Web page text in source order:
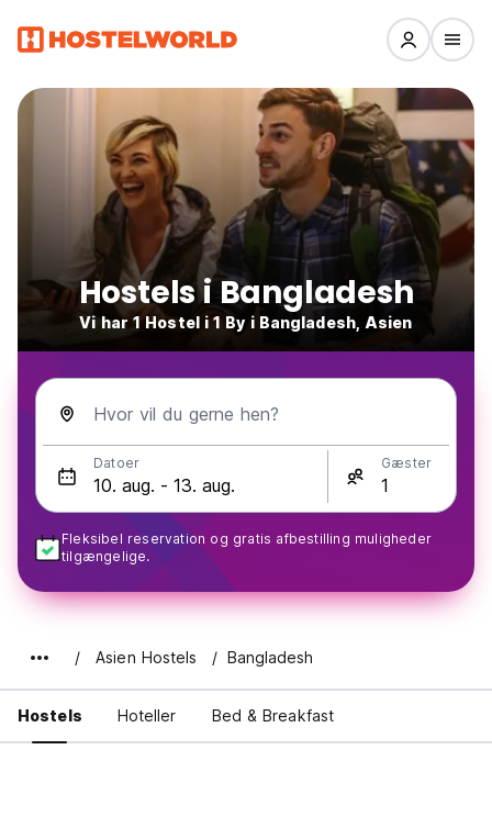
Hostels i Bangladesh
Vi har 1 Hostel i 1 By i Bangladesh, Asien
Hvor vil du gerne hen?
Datoer Gæster
Fleksibel reservation og gratis afbestilling muligheder
tilgængelige.
Asien Hostels Bangladesh
Hostels Hoteller Bed & Breakfast